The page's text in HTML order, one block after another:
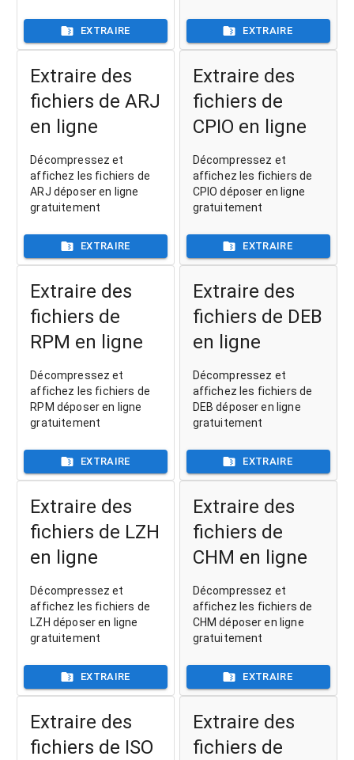
EXTRAIRE EXTRAIRE
Extraire des
fichiers de ARJ
en ligne
Décompressez et
affichez les fichiers de
ARJ déposer en ligne
gratuitement
EXTRAIRE
Extraire des
fichiers de
CPIO en ligne
Décompressez et
affichez les fichiers de
CPIO déposer en ligne
gratuitement
EXTRAIRE
Extraire des
fichiers de
RPM en ligne
Décompressez et
affichez les fichiers de
RPM déposer en ligne
gratuitement
EXTRAIRE
Extraire des
fichiers de DEB
en ligne
Décompressez et
affichez les fichiers de
DEB déposer en ligne
gratuitement
EXTRAIRE
Extraire des
fichiers de LZH
en ligne
Décompressez et
affichez les fichiers de
LZH déposer en ligne
gratuitement
EXTRAIRE
Extraire des
fichiers de
CHM en ligne
Décompressez et
affichez les fichiers de
CHM déposer en ligne
gratuitement
EXTRAIRE
Extraire des
fichiers de ISO
Extraire des
fichiers de